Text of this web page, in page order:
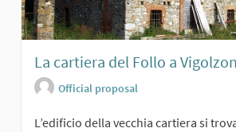
La cartiera del Follo a
Official proposal
L’edificio della vecchia cartiera si